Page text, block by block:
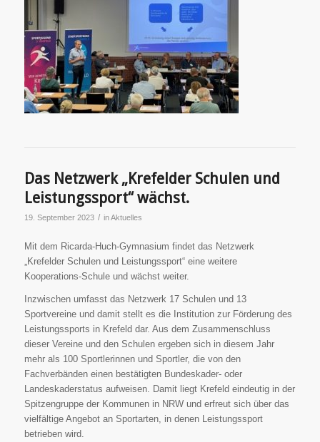
Das Netzwerk „Krefelder Schulen und
Leistungssport“ wächst.
19. September 2023 / inAktuelles
Mit dem Ricarda-Huch-Gymnasium findet das Netzwerk
„Krefelder Schulen und Leistungssport“ eine weitere
Kooperations-Schule und wächst weiter.
Inzwischen umfasst das Netzwerk 17 Schulen und 13
Sportvereine und damit stellt es die Institution zur Förderung des
Leistungssports in Krefeld dar. Aus dem Zusammenschluss
dieser Vereine und den Schulen ergeben sich in diesem Jahr
mehr als 100 Sportlerinnen und Sportler, die von den
Fachverbänden einen bestätigten Bundeskader- oder
Landeskaderstatus aufweisen. Damit liegt Krefeld eindeutig in der
Spitzengruppe der Kommunen in NRW und erfreut sich über das
vielfältige Angebot an Sportarten, in denen Leistungssport
betrieben wird.